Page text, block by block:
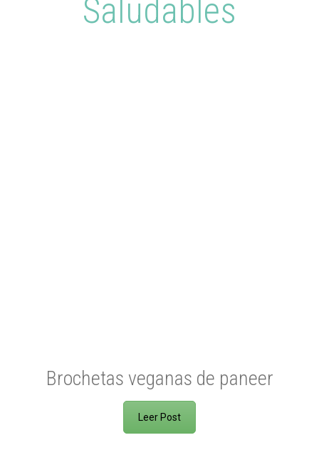
Saludables
Brochetas veganas de paneer
Leer Post